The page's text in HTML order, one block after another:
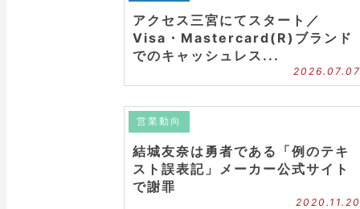
アクセス三宮にてスタート／
Visa・Mastercard(R)ブランド
でのキャッシュレス...
2026.07.07
営業動向
結城友奈は勇者である「例のテキ
スト誤表記」メーカー公式サイト
で謝罪
2020.11.20